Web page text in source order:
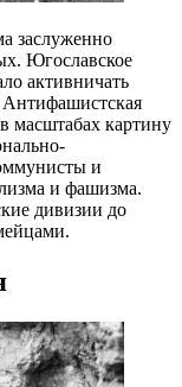
заслуженно
Югославское
активничать
масштабах картину
и
и фашизма.
дивизии до